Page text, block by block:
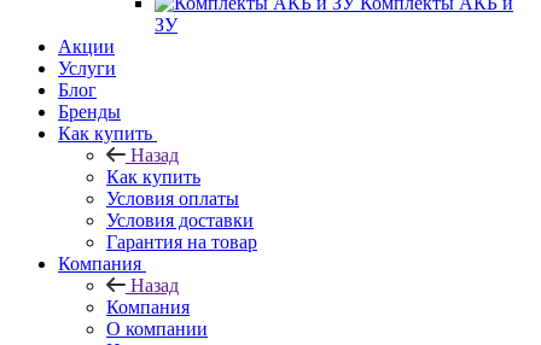
ЗУ
Акции
Услуги
Блог
Бренды
Как купить
Назад
Как купить
Условия оплаты
Условия доставки
Гарантия на товар
Компания
Назад
Компания
О компании